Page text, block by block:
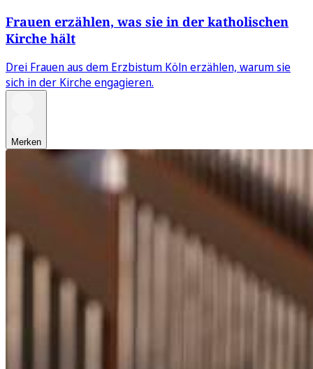
Frauen erzählen, was sie in der katholischen
Kirche hält
Drei Frauen aus dem Erzbistum Köln erzählen, warum sie
sich in der Kirche engagieren.
Merken